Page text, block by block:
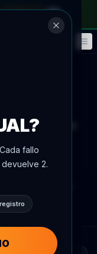
de
contra
fallo
2.